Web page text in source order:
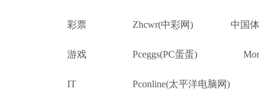
彩票 Zhcwr(中彩网) 中国
游戏 Pceggs(PC蛋蛋)
IT Pconline(太平洋电脑网)